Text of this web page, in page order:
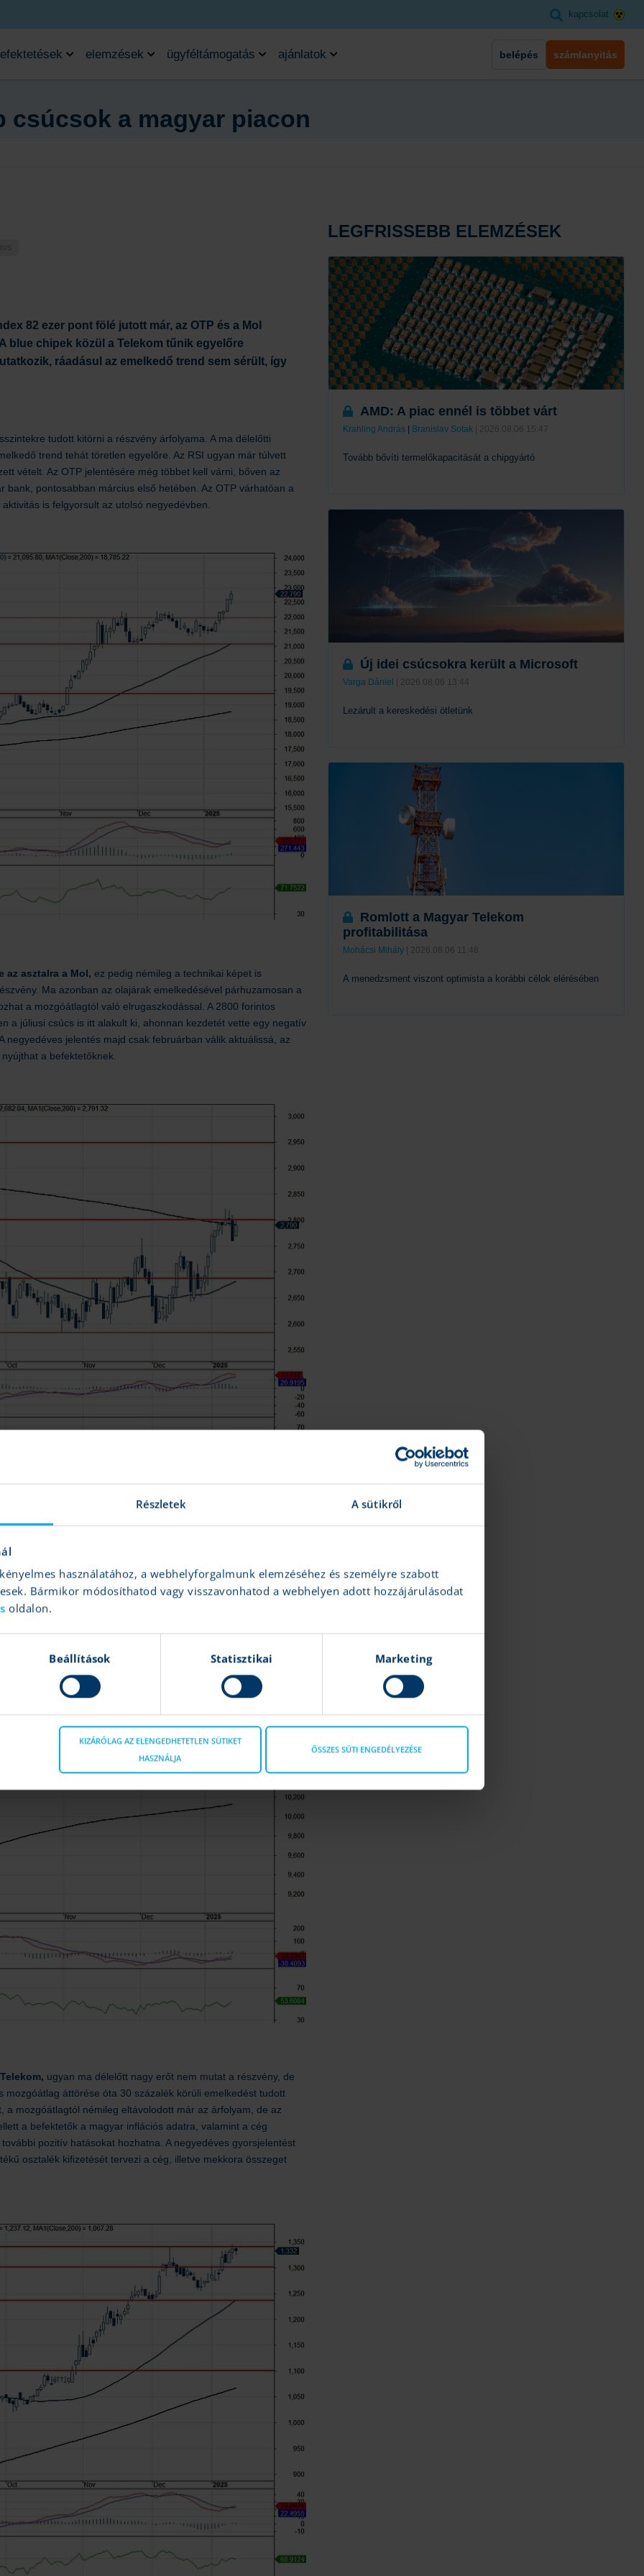
Részletek A sütikről
használatához, a webhelyforgalmunk elemzéséhez és személyre szabott
Bármikor módosíthatod vagy visszavonhatod a webhelyen adott hozzájárulásodat
oldalon.
Beállítások Statisztikai Marketing
KIZÁRÓLAG AZ ELENGEDHETETLEN SÜTIKET
HASZNÁLJA
ÖSSZES SÜTI ENGEDÉLYEZÉSE
kapcsolat
elemzések ügyféltámogatás ajánlatok belépés számlanyitás
csúcsok a magyar piacon
82 ezer pont fölé jutott már, az OTP és a Mol
blue chipek közül a Telekom tűnik egyelőre
ráadásul az emelkedő trend sem sérült, így
tudott kitörni a részvény árfolyama. A ma délelőtti
trend tehát töretlen egyelőre. Az RSI ugyan már túlvett
vételt. Az OTP jelentésére még többet kell várni, bőven az
pontosabban március első hetében. Az OTP várhatóan a
is felgyorsult az utolsó negyedévben.
az asztalra a Mol, ez pedig némileg a technikai képet is
Ma azonban az olajárak emelkedésével párhuzamosan a
a mozgóátlagtól való elrugaszkodással. A 2800 forintos
a júliusi csúcs is itt alakult ki, ahonnan kezdetét vette egy negatív
jelentés majd csak februárban válik aktuálissá, az
a befektetőknek.
nem került sor az előző héten.Az árfolyam 10 500 és
irány várható a napi grafikonon. A nemzetközi
még várni kell, csak február végén teszi közzé friss
a papírt, miközben a forint egyelőre erősödést mutat, és
ugyan ma délelőtt nagy erőt nem mutat a részvény, de
áttörése óta 30 százalék körüli emelkedést tudott
mozgóátlagtól némileg eltávolodott már az árfolyam, de az
a befektetők a magyar inflációs adatra, valamint a cég
pozitív hatásokat hozhatna. A negyedéves gyorsjelentést
osztalék kifizetését tervezi a cég, illetve mekkora összeget
LEGFRISSEBB ELEMZÉSEK
AMD: A piac ennél is többet várt
Krahling András | Branislav Sotak | 2026.08.06 15:47
Tovább bővíti termelőkapacitását a chipgyártó
Tovább
Új idei csúcsokra került a Microsoft
Varga Dániel | 2026.08.06 13:44
Lezárult a kereskedési ötletünk
Tovább
Romlott a Magyar Telekom
profitabilitása
Mohácsi Mihály | 2026.08.06 11:48
A menedzsment viszont optimista a korábbi célok elérésében